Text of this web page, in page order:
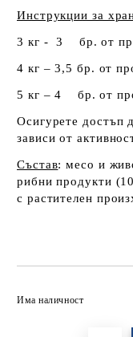
Инструкции за
3 кг - 3 бр. от
4 кг – 3,5 бр. от
5 кг – 4 бр. от
Осигурете достъп
зависи от
Състав: месо и
рибни продукти
с растителен
Има наличност